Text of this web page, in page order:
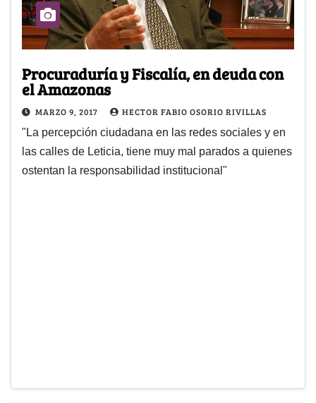
Procuraduría y Fiscalía, en deuda con
el Amazonas
MARZO 9, 2017 HECTOR FABIO OSORIO RIVILLAS
"La percepción ciudadana en las redes sociales y en
las calles de Leticia, tiene muy mal parados a quienes
ostentan la responsabilidad institucional"